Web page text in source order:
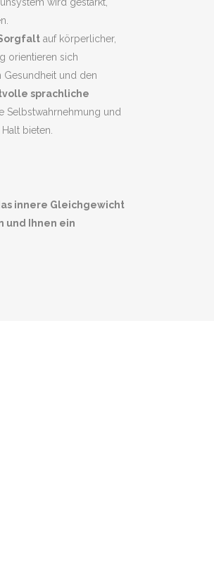
auf körperlicher,
orientieren sich
Gesundheit und den
sprachliche
Selbstwahrnehmung und
bieten.
innere Gleichgewicht
und Ihnen ein